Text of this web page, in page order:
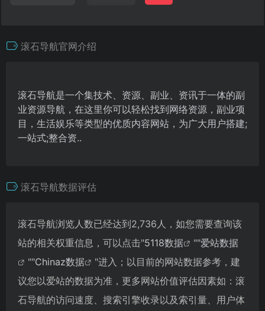
滚石导航官网介绍
滚石导航是一个集技术、资源、副业、资讯于一体的副
业资源导航，在这里你可以轻松找到网络资源，副业项
目，生活娱乐等类型的优质内容网站，为广大用户搭建;
一站式;整合资..
滚石导航数据评估
滚石导航浏览人数已经达到2,736人，如您需要查询该
站的相关权重信息，可以点击"5118数据 ""爱站数据
""Chinaz数据
"进入；以目前的网站数据参考，建
议您以爱站的数据为准，更多网站价值评估因素如：滚
石导航的访问速度、搜索引擎收录以及索引量、用户体